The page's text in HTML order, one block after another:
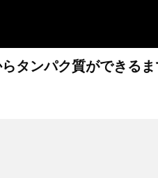
タンパク質ができる